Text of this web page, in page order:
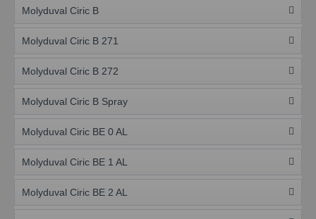
Molyduval Ciric B
Molyduval Ciric B 271
Molyduval Ciric B 272
Molyduval Ciric B Spray
Molyduval Ciric BE 0 AL
Molyduval Ciric BE 1 AL
Molyduval Ciric BE 2 AL